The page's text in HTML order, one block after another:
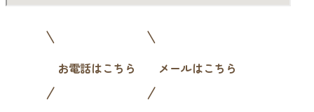
お電話はこちら メールはこちら